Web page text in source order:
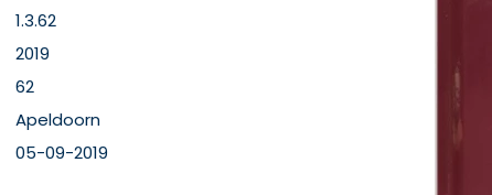
1.3.62
2019
62
Apeldoorn
05-09-2019